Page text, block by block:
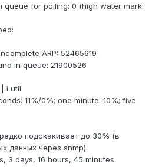
queue for polling: 0 (high water mark:
ARP: 52465619
in queue: 21900526
i util
11%/0%; one minute: 10%; five
подскакивает до 30% (в
данных через snmp).
3 days, 16 hours, 45 minutes